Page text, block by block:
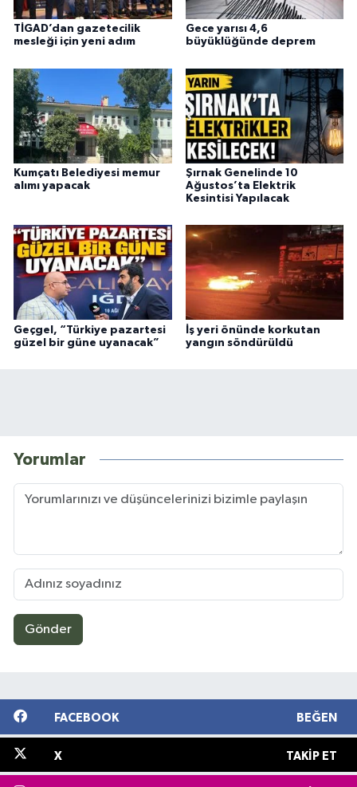
TİGAD’dan gazetecilik
mesleği için yeni adım
Gece yarısı 4,6
büyüklüğünde deprem
Kumçatı Belediyesi memur
alımı yapacak
Şırnak Genelinde 10
Ağustos’ta Elektrik
Kesintisi Yapılacak
Geçgel, “Türkiye pazartesi
güzel bir güne uyanacak”
İş yeri önünde korkutan
yangın söndürüldü
Yorumlar
Gönder
FACEBOOK BEĞEN
X TAKIP ET